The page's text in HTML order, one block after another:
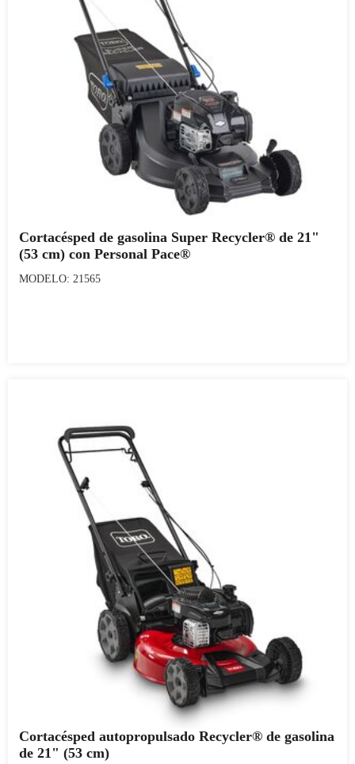
Cortacésped de gasolina Super Recycler® de 21"
(53 cm) con Personal Pace®
MODELO: 21565
Cortacésped autopropulsado Recycler® de gasolina
de 21" (53 cm)